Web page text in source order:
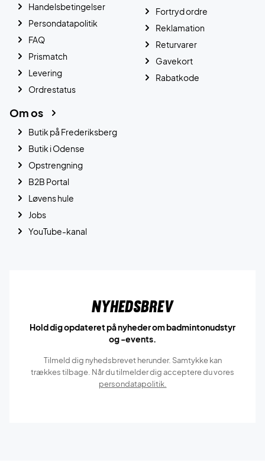
Handelsbetingelser
Persondatapolitik
FAQ
Prismatch
Levering
Ordrestatus
Fortryd ordre
Reklamation
Returvarer
Gavekort
Rabatkode
Om os
Butik på Frederiksberg
Butik i Odense
Opstrengning
B2B Portal
Løvens hule
Jobs
YouTube-kanal
Nyhedsbrev
Hold dig opdateret på nyheder om badmintonudstyr
og -events.
Tilmeld dig nyhedsbrevet herunder. Samtykke kan
trækkes tilbage. Når du tilmelder dig acceptere du vores
persondatapolitik.